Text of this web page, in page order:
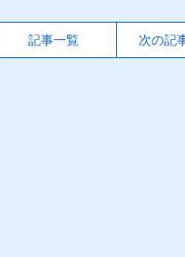
記事一覧 次の記